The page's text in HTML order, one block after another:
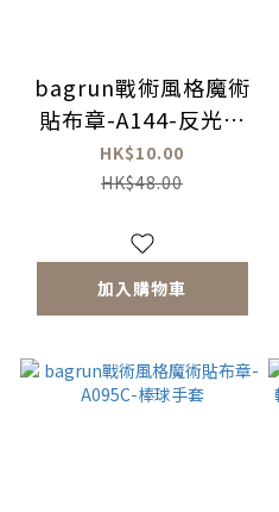
bagrun戰術風格魔術
貼布章-A144-反光提
醒標示
HK$10.00
HK$48.00
加入購物車